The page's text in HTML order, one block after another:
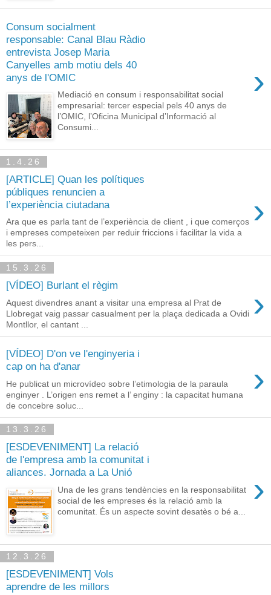
Consum socialment
responsable: Canal Blau Ràdio
entrevista Josep Maria
Canyelles amb motiu dels 40
anys de l'OMIC
›
Mediació en consum i responsabilitat social
empresarial: tercer especial pels 40 anys de
l’OMIC, l’Oficina Municipal d’Informació al
Consumi...
1.4.26
[ARTICLE] Quan les polítiques
públiques renuncien a
l’experiència ciutadana
›
Ara que es parla tant de l’experiència de client , i que comerços
i empreses competeixen per reduir friccions i facilitar la vida a
les pers...
15.3.26
[VÍDEO] Burlant el règim ›
Aquest divendres anant a visitar una empresa al Prat de
Llobregat vaig passar casualment per la plaça dedicada a Ovidi
Montllor, el cantant ...
[VÍDEO] D'on ve l'enginyeria i
cap on ha d'anar
›
He publicat un microvídeo sobre l’etimologia de la paraula
enginyer . L’origen ens remet a l’ enginy : la capacitat humana
de concebre soluc...
13.3.26
[ESDEVENIMENT] La relació
de l'empresa amb la comunitat i
aliances. Jornada a La Unió
›
Una de les grans tendències en la responsabilitat
social de les empreses és la relació amb la
comunitat. És un aspecte sovint desatès o bé a...
12.3.26
[ESDEVENIMENT] Vols
aprendre de les millors